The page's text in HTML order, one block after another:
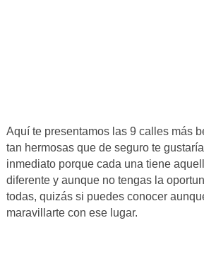
Aquí te presentamos las 9 calles más
tan hermosas que de seguro te
inmediato porque cada una tiene
diferente y aunque no tengas la
todas, quizás si puedes conocer
maravillarte con ese lugar.